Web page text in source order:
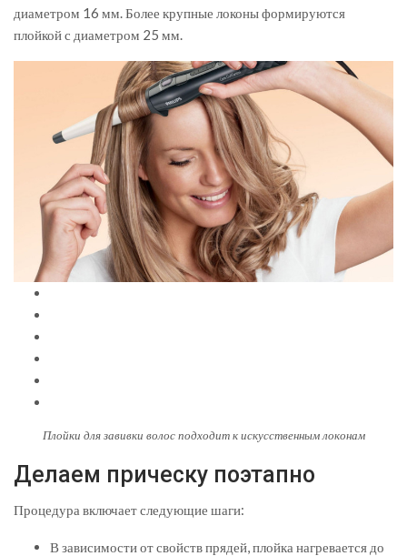
диаметром 16 мм. Более крупные локоны формируются
плойкой с диаметром 25 мм.
Плойки для завивки волос подходит к искусственным локонам
Делаем прическу поэтапно
Процедура включает следующие шаги:
В зависимости от свойств прядей, плойка нагревается до